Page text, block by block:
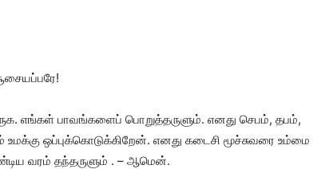
எங்கள் பாவங்களைப் பொறுத்தருளும். எனது செபம், தபம்,
ஒப்புக்கொடுக்கிறேன். எனது கடைசி மூச்சுவரை உம்மை
வரம் தந்தருளும் . – ஆமென்.